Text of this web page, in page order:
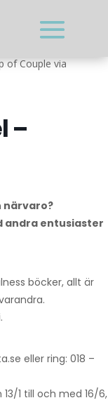
of Couple via
–
närvaro?
andra entusiaster
böcker, allt är
eller ring: 018 –
1 till och med 16/6,